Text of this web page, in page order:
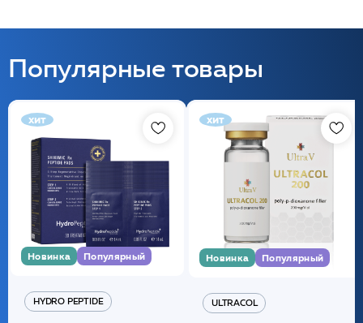
Популярные товары
хит
Новинка Популярный
HYDRO PEPTIDE
хит
Новинка Популярный
ULTRACOL